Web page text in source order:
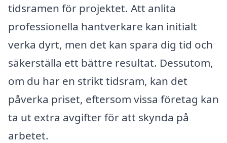
tidsramen för projektet. Att anlita
professionella hantverkare kan initialt
verka dyrt, men det kan spara dig tid och
säkerställa ett bättre resultat. Dessutom,
om du har en strikt tidsram, kan det
påverka priset, eftersom vissa företag kan
ta ut extra avgifter för att skynda på
arbetet.